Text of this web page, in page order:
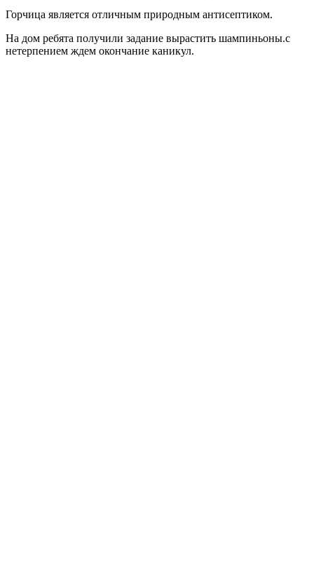
Горчица является отличным природным антисептиком.
На дом ребята получили задание вырастить шампиньоны.с
нетерпением ждем окончание каникул.